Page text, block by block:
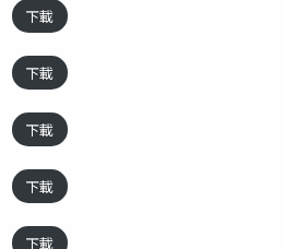
下載
下載
下載
下載
下載